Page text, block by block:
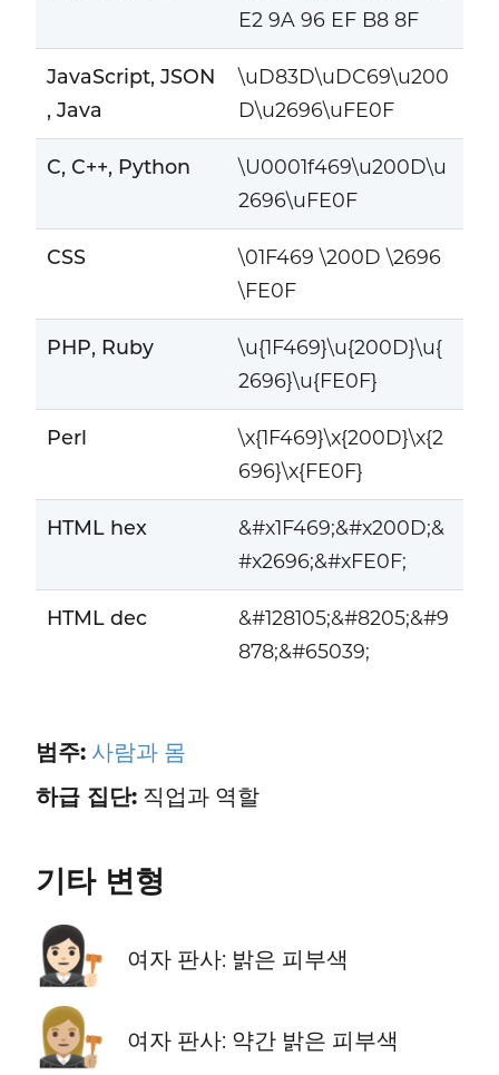
E2 9A 96 EF B8 8F
JavaScript, JSON
, Java
\uD83D\uDC69\u200
D\u2696\uFE0F
C, C++, Python
\U0001f469\u200D\u
2696\uFE0F
CSS
\01F469 \200D \2696
\FE0F
PHP, Ruby
\u{1F469}\u{200D}\u{
2696}\u{FE0F}
Perl
\x{1F469}\x{200D}\x{2
696}\x{FE0F}
HTML hex
&#x1F469;&#x200D;&
#x2696;&#xFE0F;
HTML dec
&#128105;&#8205;&#9
878;&#65039;
범주: 사람과 몸
하급 집단:직업과 역할
기타 변형
👩🏻‍⚖️ 여자 판사: 밝은 피부색
👩🏼‍⚖️ 여자 판사: 약간 밝은 피부색